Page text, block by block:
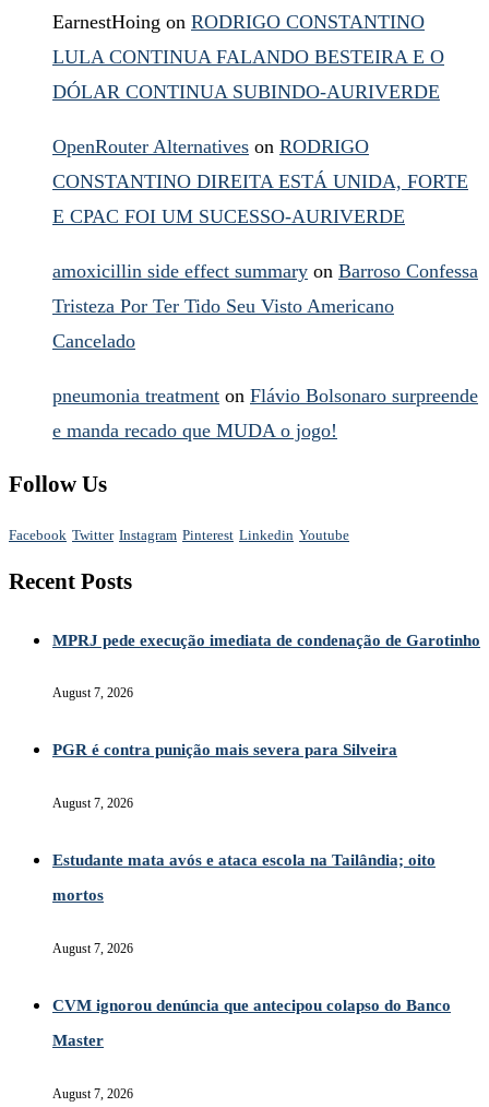
EarnestHoing on RODRIGO CONSTANTINO
LULA CONTINUA FALANDO BESTEIRA E O
DÓLAR CONTINUA SUBINDO-AURIVERDE
OpenRouter Alternatives on RODRIGO
CONSTANTINO DIREITA ESTÁ UNIDA, FORTE
E CPAC FOI UM SUCESSO-AURIVERDE
amoxicillin side effect summary on Barroso Confessa
Tristeza Por Ter Tido Seu Visto Americano
Cancelado
pneumonia treatment on Flávio Bolsonaro surpreende
e manda recado que MUDA o jogo!
Follow Us
Facebook Twitter Instagram Pinterest Linkedin Youtube
Recent Posts
MPRJ pede execução imediata de condenação de Garotinho
August 7, 2026
PGR é contra punição mais severa para Silveira
August 7, 2026
Estudante mata avós e ataca escola na Tailândia; oito
mortos
August 7, 2026
CVM ignorou denúncia que antecipou colapso do Banco
Master
August 7, 2026